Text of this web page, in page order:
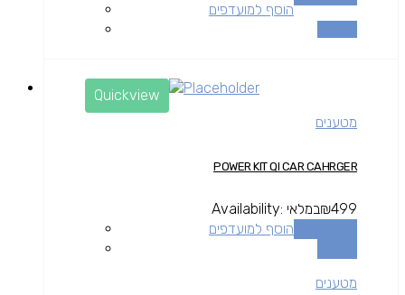
הוסף למועדפים
Quickview
מטענים
POWER KIT QI CAR CAHRGER
₪499
Availability: במלאי
הוסף למועדפים
מטענים